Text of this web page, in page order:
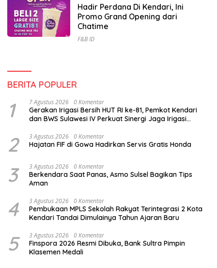
Hadir Perdana Di Kendari, Ini
Promo Grand Opening dari
Chatime
F&B ID
BERITA POPULER
1 7 Agustus 2026 0 Komentar
Gerakan Irigasi Bersih HUT RI ke-81, Pemkot Kendari
dan BWS Sulawesi IV Perkuat Sinergi Jaga Irigasi
2 3 Agustus 2026 0 Komentar
Hajatan FIF di Gowa Hadirkan Servis Gratis Honda
3 3 Agustus 2026 0 Komentar
Berkendara Saat Panas, Asmo Sulsel Bagikan Tips
Aman
4 3 Agustus 2026 0 Komentar
Pembukaan MPLS Sekolah Rakyat Terintegrasi 2 Kota
Kendari Tandai Dimulainya Tahun Ajaran Baru
5 3 Agustus 2026 0 Komentar
Finspora 2026 Resmi Dibuka, Bank Sultra Pimpin
Klasemen Medali